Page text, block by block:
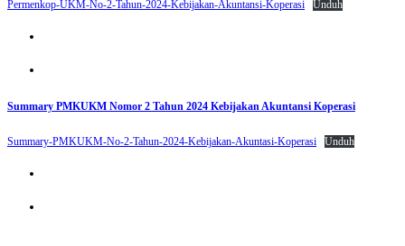
Permenkop-UKM-No-2-Tahun-2024-Kebijakan-Akuntansi-Koperasi Unduh
Summary PMKUKM Nomor 2 Tahun 2024 Kebijakan Akuntansi Koperasi
Summary-PMKUKM-No-2-Tahun-2024-Kebijakan-Akuntasi-Koperasi Unduh